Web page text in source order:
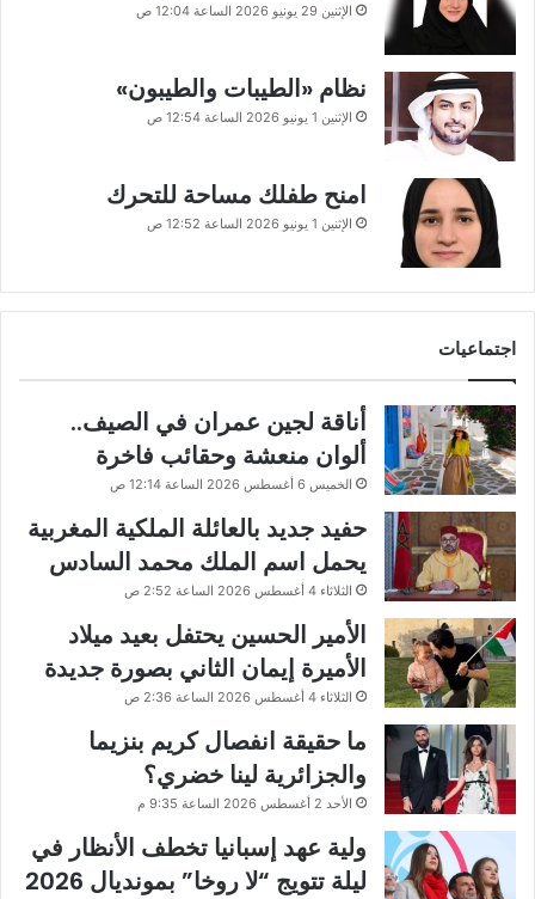
الإثنين 29 يونيو 2026 الساعة 12:04 ص
نظام «الطيبات والطيبون»
الإثنين 1 يونيو 2026 الساعة 12:54 ص
امنح طفلك مساحة للتحرك
الإثنين 1 يونيو 2026 الساعة 12:52 ص
اجتماعيات
أناقة لجين عمران في الصيف..
ألوان منعشة وحقائب فاخرة
الخميس 6 أغسطس 2026 الساعة 12:14 ص
حفيد جديد بالعائلة الملكية المغربية
يحمل اسم الملك محمد السادس
الثلاثاء 4 أغسطس 2026 الساعة 2:52 ص
الأمير الحسين يحتفل بعيد ميلاد
الأميرة إيمان الثاني بصورة جديدة
الثلاثاء 4 أغسطس 2026 الساعة 2:36 ص
ما حقيقة انفصال كريم بنزيما
والجزائرية لينا خضري؟
الأحد 2 أغسطس 2026 الساعة 9:35 م
ولية عهد إسبانيا تخطف الأنظار في
ليلة تتويج “لا روخا” بمونديال 2026